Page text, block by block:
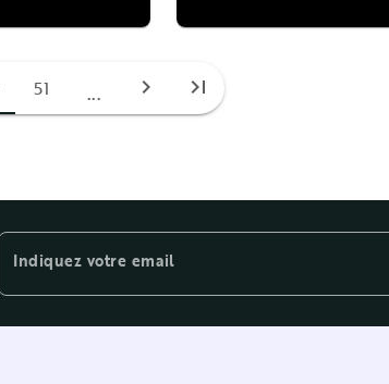
51 ... chevron_right last_page
Indiquez votre email